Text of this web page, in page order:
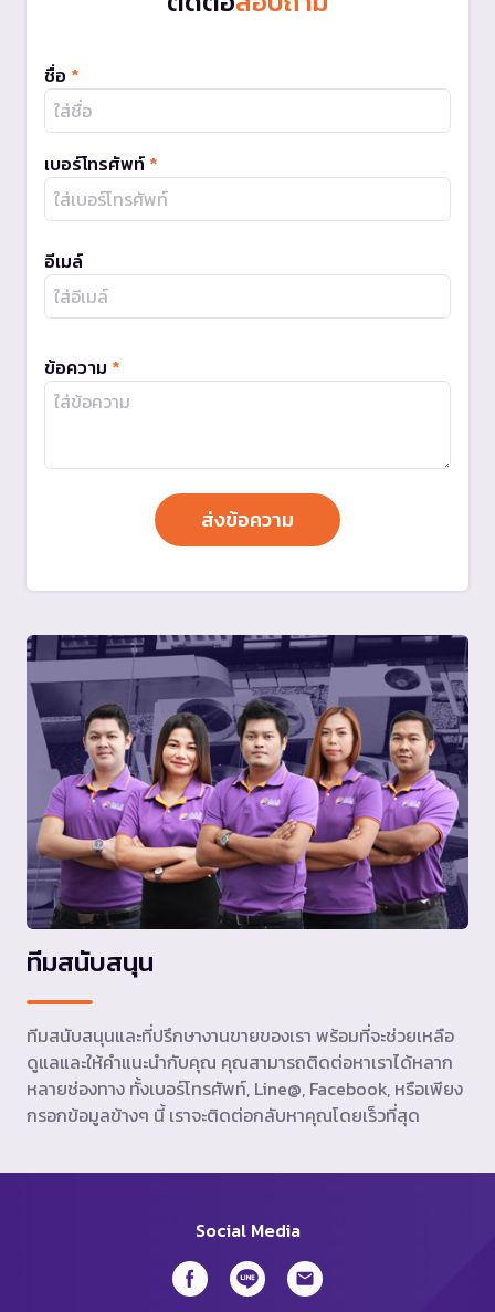
ชื่อ *
เบอร์โทรศัพท์ *
อีเมล์
ข้อความ *
ทีมสนับสนุน
ทีมสนับสนุนและที่ปรึกษางานขายของเรา พร้อมที่จะช่วยเหลือ
ดูแลและให้คำแนะนำกับคุณ คุณสามารถติดต่อหาเราได้หลาก
หลายช่องทาง ทั้งเบอร์โทรศัพท์, Line@, Facebook, หรือเพียง
กรอกข้อมูลข้างๆ นี้ เราจะติดต่อกลับหาคุณโดยเร็วที่สุด
Social Media